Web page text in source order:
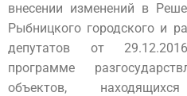
внесении изменений в
Рыбницкого городского и
депутатов от
программе
объектов,